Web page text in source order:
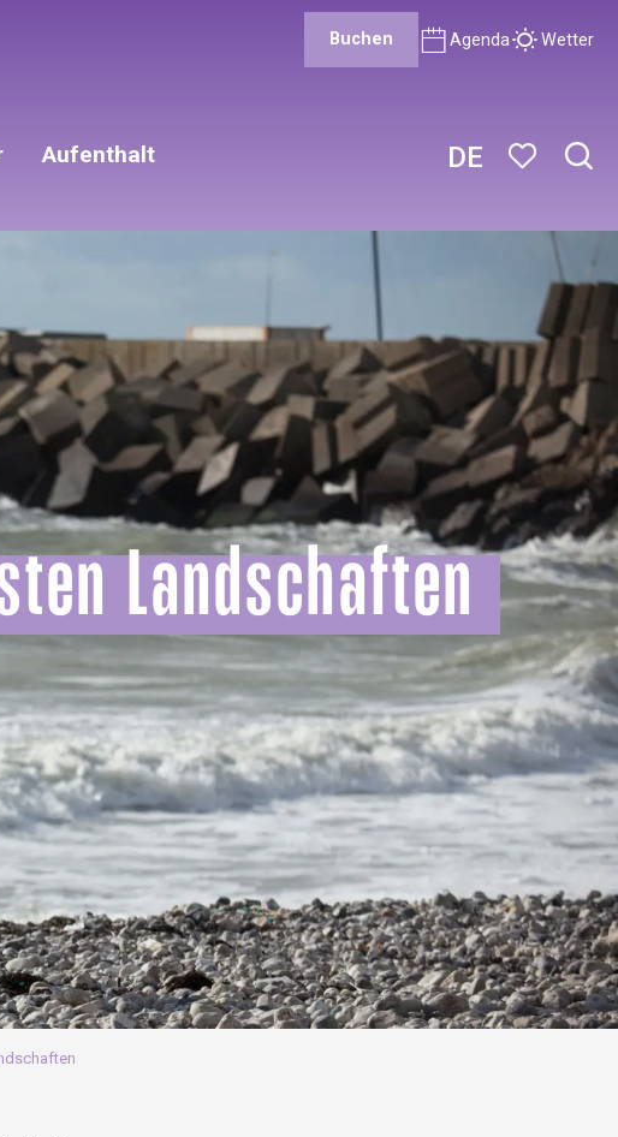
DE
Buchen Agenda Wetter
Aufenthalt
Landschaften